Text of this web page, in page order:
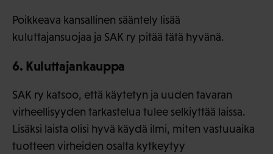
Poikkeava kansallinen sääntely lisää
kuluttajansuojaa ja SAK ry pitää tätä hyvänä.
6. Kuluttajankauppa
SAK ry katsoo, että käytetyn ja uuden tavaran
virheellisyyden tarkastelua tulee selkiyttää laissa.
Lisäksi laista olisi hyvä käydä ilmi, miten vastuuaika
tuotteen virheiden osalta kytkeytyy